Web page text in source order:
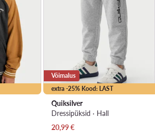
extra -25% Kood: LAST
Võimalus
Quiksilver
Dressipüksid · Hall
Praegune hind
20,99€